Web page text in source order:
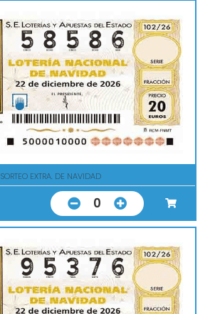
SORTEO EXTRA. DE NAVIDAD
0